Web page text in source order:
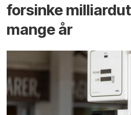
forsinke
mange år